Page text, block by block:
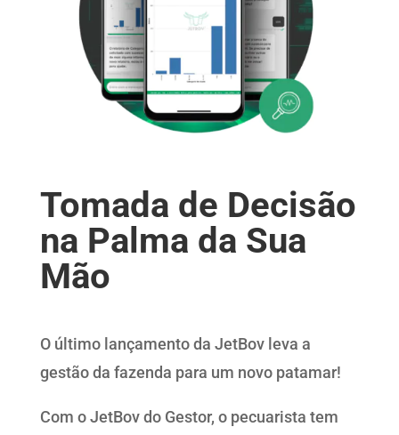
Tomada de Decisão
na Palma da Sua
Mão
O último lançamento da JetBov leva a
gestão da fazenda para um novo patamar!
Com o JetBov do Gestor, o pecuarista tem